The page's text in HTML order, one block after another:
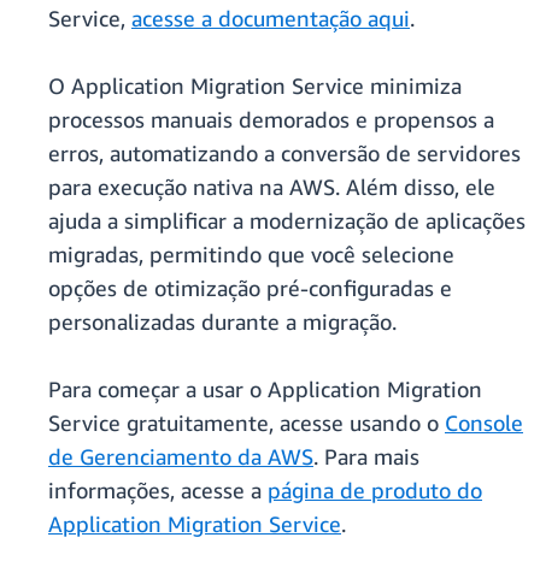
Service, acesse a documentação aqui.
O Application Migration Service minimiza
processos manuais demorados e propensos a
erros, automatizando a conversão de servidores
para execução nativa na AWS. Além disso, ele
ajuda a simplificar a modernização de aplicações
migradas, permitindo que você selecione
opções de otimização pré-configuradas e
personalizadas durante a migração.
Para começar a usar o Application Migration
Service gratuitamente, acesse usando o Console
de Gerenciamento da AWS. Para mais
informações, acesse a página de produto do
Application Migration Service.